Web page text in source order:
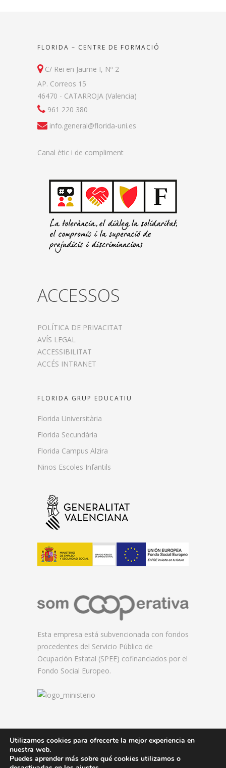
FLORIDA – CENTRE DE FORMACIÓ
C/ Rei en Jaume I, Nº 2
AP. Correos 15
46470 - CATARROJA (Valencia)
961 220 380
info.general@florida-uni.es
Canal ètic i de compliment
ACCESSOS
POLÍTICA DE PRIVACITAT
AVÍS LEGAL
ACCESSIBILITAT
ACCÉS INTRANET
FLORIDA GRUP EDUCATIU
Florida Universitària
Florida Secundària
Florida Campus Alzira
Ninos Escoles Infantils
Esta empresa está subvencionada con fondos
procedentes del Servicio Público de
Ocupación Estatal (SPEE) cofinanciados por el
Fondo Social Europeo.
© 2026 Florida Centre de Formació.
Utilizamos cookies para ofrecerte la mejor experiencia en
nuestra web.
Puedes aprender más sobre qué cookies utilizamos o